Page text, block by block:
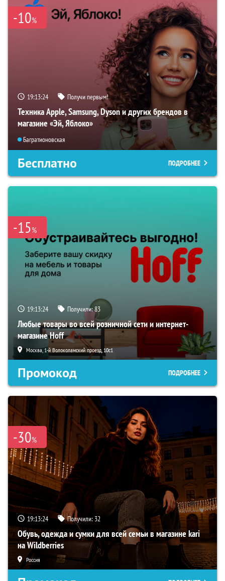
-10%
19:13:23 Получи первым!
Техника Apple, Samsung, Dyson и других брендов в
магазине «Эй, Яблоко»
Багратионовская
Бесплатно ПОДРОБНЕЕ
-15%
19:13:23 Получили:83
Любые товары во всей розничной сети и интернет-
магазине Hoff
Москва, 1-й Волоколамский проезд, 10с1
Промокод ПОДРОБНЕЕ
-30%
19:13:23 Получили: 32
Обувь, одежда и сумки для всей семьи в магазине kari
на Wildberries
Россия